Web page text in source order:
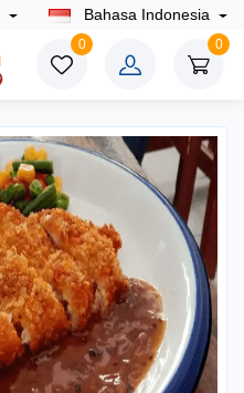
Bahasa Indonesia
0 0